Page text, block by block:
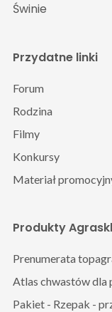
Świnie
Produkty
Prenumerata
Atlas chwastów dla
Pakiet - Rzepak -
Przydatne linki
Forum
Rodzina
Filmy
Konkursy
Materiał